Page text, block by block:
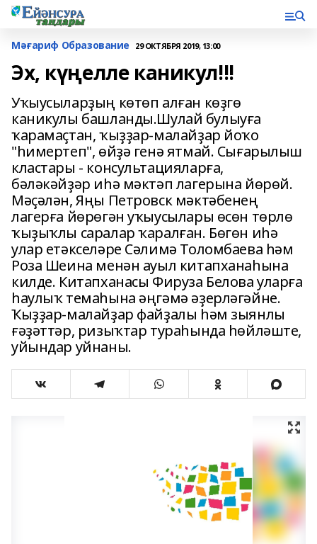
Мәғариф Образование 29 ОКТЯБРЯ 2019, 13:00
Эх, күңелле каникул!!!
Уҡыусыларҙың көтөп алған көҙгө
каникулы башланды.Шулай булыуға
ҡарамаҫтан, ҡыҙҙар-малайҙар йоҡо
"һимертеп", өйҙә генә ятмай. Сығарылыш
кластары - консультацияларға,
бәләкәйҙәр иһә мәктәп лагерына йөрөй.
Мәҫәлән, Яңы Петровск мәктәбенең
лагерға йөрөгән уҡыусылары өсөн төрлө
ҡыҙыҡлы саралар ҡаралған. Бөгөн иһә
улар етәкселәре Сәлимә Толомбаева һәм
Роза Шеина менән ауыл китапханаһына
килде. Китапханасы Фируза Белова уларға
һаулыҡ темаһына әңгәмә әҙерләгәйне.
Ҡыҙҙар-малайҙар файҙалы һәм зыянлы
ғәҙәттәр, ризыҡтар тураһында һөйләште,
уйындар уйнаны.